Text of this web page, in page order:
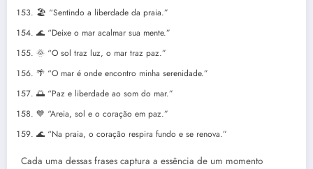
🏖️ “Sentindo a liberdade da praia.”
🌊 “Deixe o mar acalmar sua mente.”
🌞 “O sol traz luz, o mar traz paz.”
🌴 “O mar é onde encontro minha serenidade.”
🌅 “Paz e liberdade ao som do mar.”
💙 “Areia, sol e o coração em paz.”
🌊 “Na praia, o coração respira fundo e se renova.”
Cada uma dessas frases captura a essência de um momento